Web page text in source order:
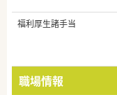
福利厚生諸手当
職場情報